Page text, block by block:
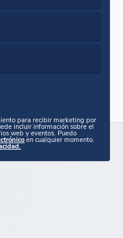
para recibir marketing por
incluir información sobre el
web y eventos. Puedo
en cualquier momento.